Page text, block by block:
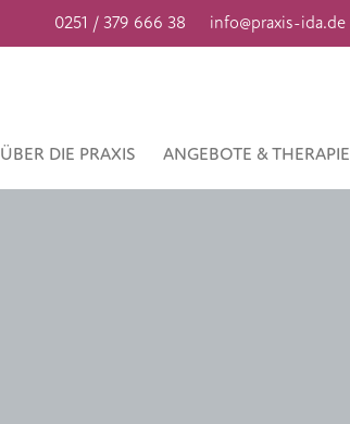
0251 / 379 666 38 info@praxis-ida.de
ÜBER DIE PRAXIS ANGEBOTE & THERAPIE